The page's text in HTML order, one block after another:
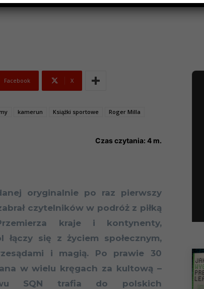
Facebook X
kamerun Książki sportowe
Roger Milla
Czas czytania: 4 m.
oryginalnie po raz pierwszy
czytelników w podróż z piłką
kraje i kontynenty,
łączy się z życiem społecznym,
i magią. Po prawie 30
w wielu kręgach za kultową –
SQN trafia do polskich